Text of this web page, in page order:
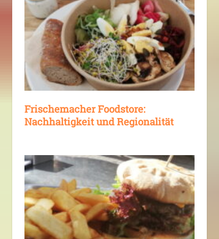
Frischemacher Foodstore:
Nachhaltigkeit und Regionalität